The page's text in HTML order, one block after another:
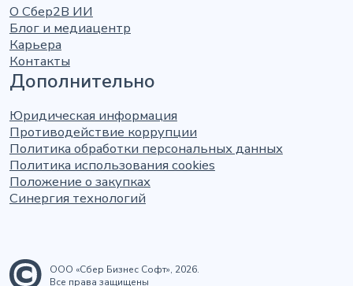
О Сбер2В ИИ
Блог и медиацентр
Карьера
Контакты
Дополнительно
Юридическая информация
Противодействие коррупции
Политика обработки персональных данных
Политика использования cookies
Положение о закупках
Синергия технологий
ООО «Сбер Бизнес Софт», 2026.
Все права защищены